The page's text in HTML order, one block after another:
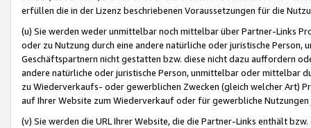
erfüllen die in der Lizenz beschriebenen Voraussetzungen für die
(u) Sie werden weder unmittelbar noch mittelbar über Partner-Links
oder zu Nutzung durch eine andere natürliche oder juristische
Geschäftspartnern nicht gestatten bzw. diese nicht dazu auffordern
andere natürliche oder juristische Person, unmittelbar oder mittelbar
zu Wiederverkaufs- oder gewerblichen Zwecken (gleich welcher Art)
auf Ihrer Website zum Wiederverkauf oder für gewerbliche
(v) Sie werden die URL Ihrer Website, die die Partner-Links enthält